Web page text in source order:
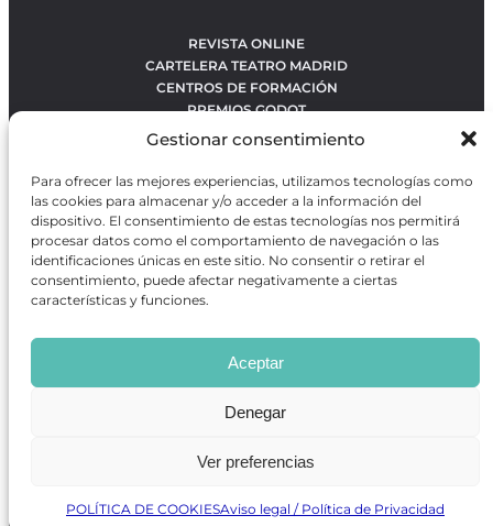
Gestionar consentimiento
Para ofrecer las mejores experiencias, utilizamos tecnologías como
las cookies para almacenar y/o acceder a la información del
dispositivo. El consentimiento de estas tecnologías nos permitirá
procesar datos como el comportamiento de navegación o las
identificaciones únicas en este sitio. No consentir o retirar el
consentimiento, puede afectar negativamente a ciertas
características y funciones.
Aceptar
Denegar
Ver preferencias
POLÍTICA DE COOKIESAviso legal / Política de Privacidad
REVISTA ONLINE
CARTELERA TEATRO MADRID
CENTROS DE FORMACIÓN
PREMIOS GODOT
CONTACTO
OBRAS MÁS VOTADAS
RANKING MEJORES OBRAS
BÚSQUEDA AVANZADA DE OBRAS
Revista GODOTes una revista independiente especializada
en información sobre artes escénicas de Madrid, gratuita y
que se distribuye en espacios escénicos, además de otros
puntos de interés turístico y de ocio de la capital.
Desarrollado por Precise Future